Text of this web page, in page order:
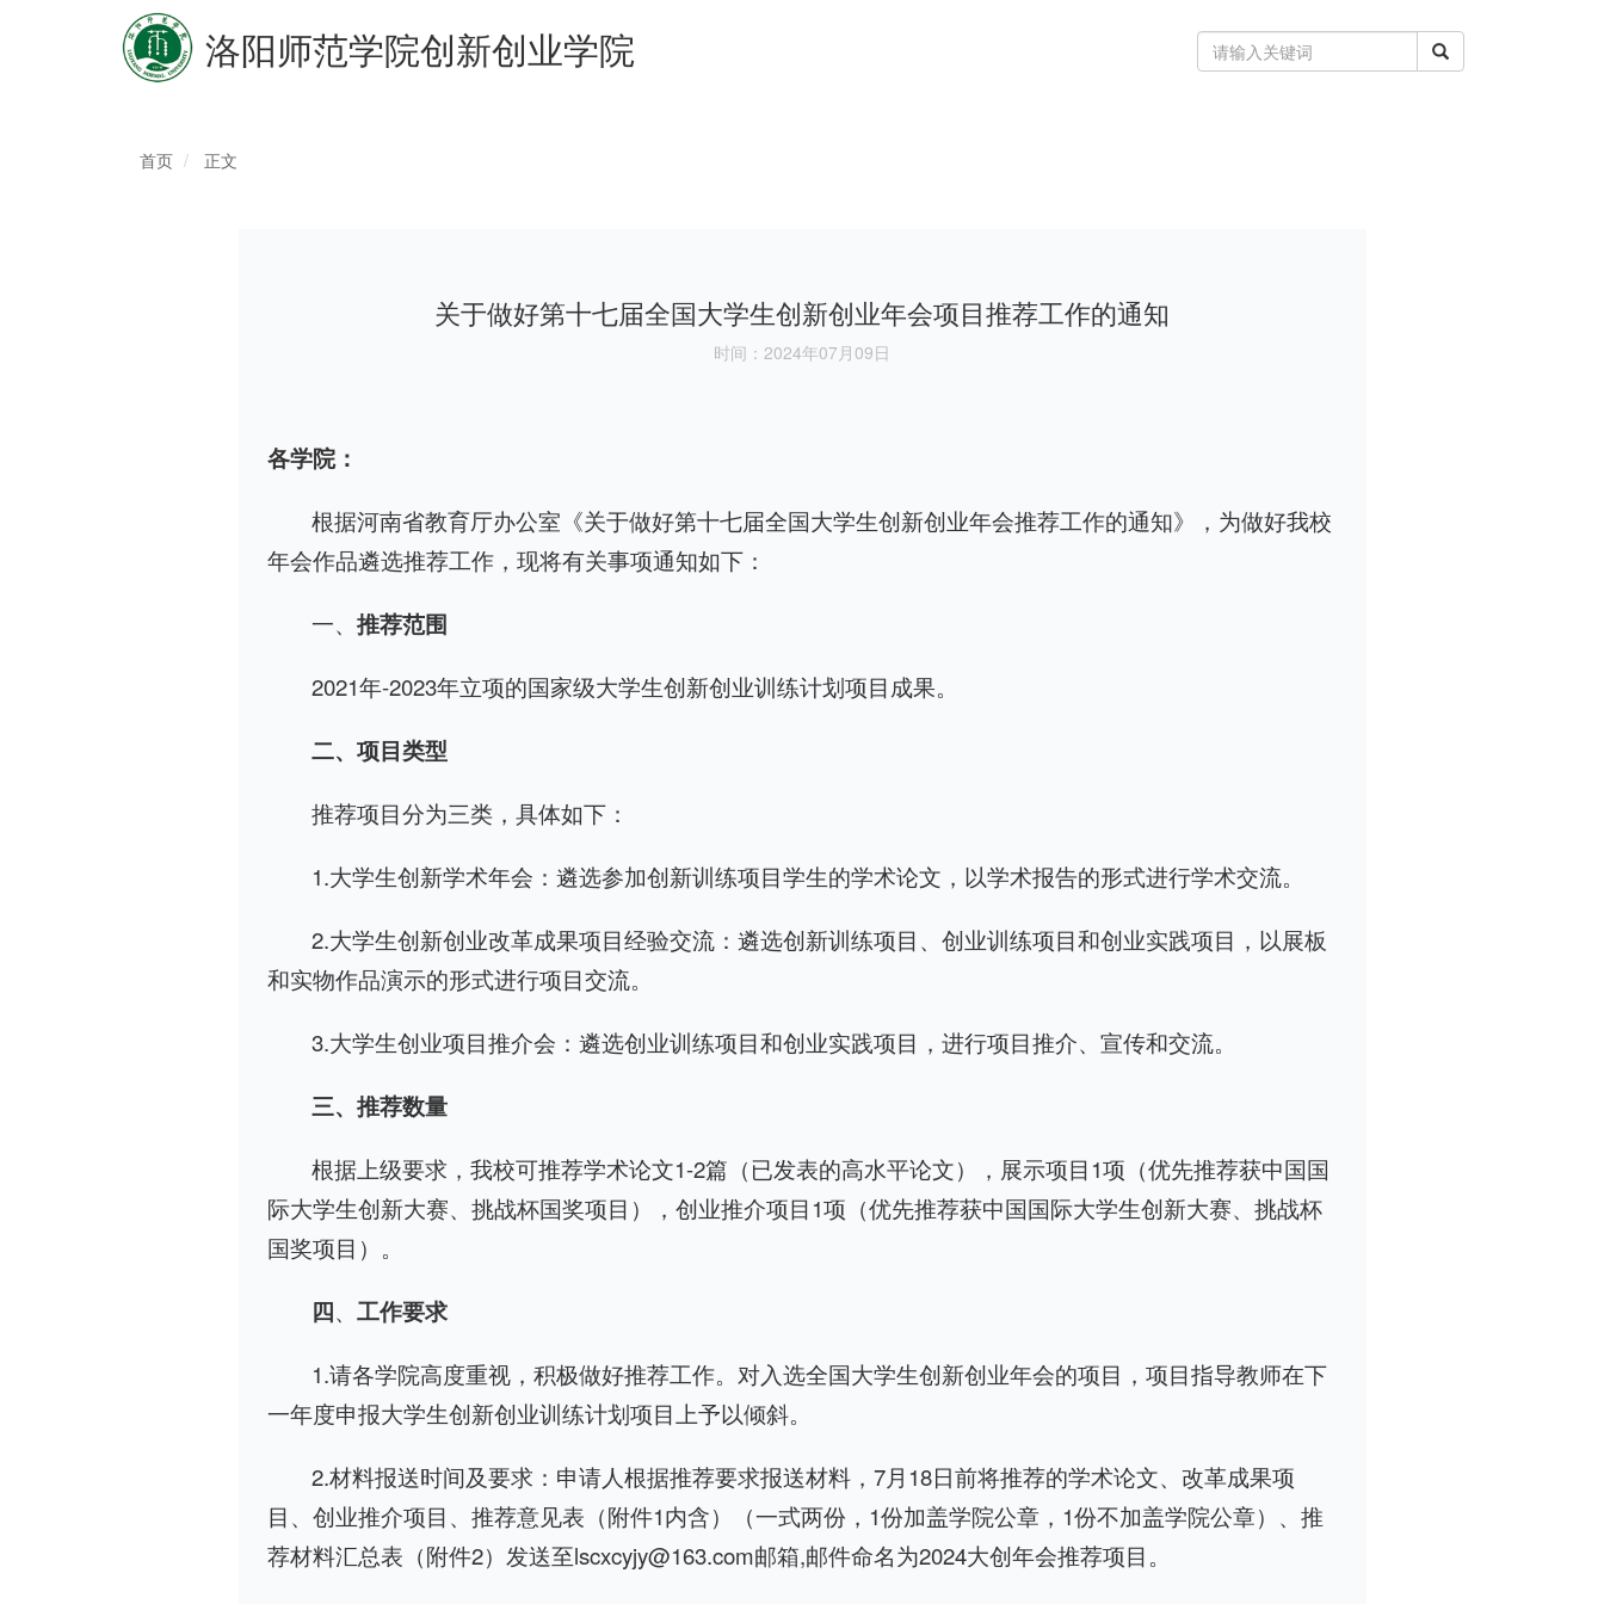
洛阳师范学院创新创业学院
首页 正文
关于做好第十七届全国大学生创新创业年会项目推荐工作的通知
时间：2024年07月09日
各学院：
根据河南省教育厅办公室《关于做好第十七届全国大学生创新创业年会推荐工作的通知》，为做好我校
年会作品遴选推荐工作，现将有关事项通知如下：
一、 推荐范围
2021年-2023年立项的国家级大学生创新创业训练计划项目成果。
二、项目类型
推荐项目分为三类，具体如下：
1.大学生创新学术年会：遴选参加创新训练项目学生的学术论文，以学术报告的形式进行学术交流。
2.大学生创新创业改革成果项目经验交流：遴选创新训练项目、创业训练项目和创业实践项目，以展板
和实物作品演示的形式进行项目交流。
3.大学生创业项目推介会：遴选创业训练项目和创业实践项目，进行项目推介、宣传和交流。
三、推荐数量
根据上级要求，我校可推荐学术论文1-2篇（已发表的高水平论文），展示项目1项（优先推荐获中国国
际大学生创新大赛、挑战杯国奖项目），创业推介项目1项（优先推荐获中国国际大学生创新大赛、挑战杯
国奖项目）。
四、 工作要求
1.请各学院高度重视，积极做好推荐工作。对入选全国大学生创新创业年会的项目，项目指导教师在下
一年度申报大学生创新创业训练计划项目上予以倾斜。
2.材料报送时间及要求：申请人根据推荐要求报送材料，7月18日前将推荐的学术论文、改革成果项
目、创业推介项目、推荐意见表（附件1内含）（一式两份，1份加盖学院公章，1份不加盖学院公章）、推
荐材料汇总表（附件2）发送至lscxcyjy@163.com邮箱,邮件命名为2024大创年会推荐项目。